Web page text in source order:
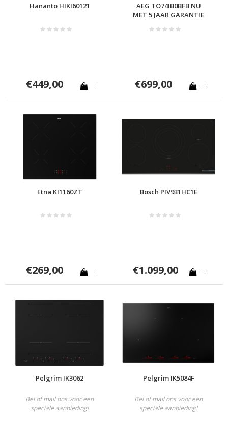
Hananto HIKI60121
€449,00 +
AEG TO74IB0BFB NU
MET 5 JAAR GARANTIE
€699,00 +
Etna KI1160ZT
€269,00 +
Bosch PIV931HC1E
€1.099,00 +
Pelgrim IK3062
Bel of mail ons voor een
speciale aanbieding!
Pelgrim IK5084F
Bel of mail ons voor een
speciale aanbieding!